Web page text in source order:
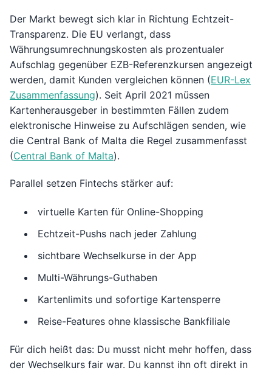
Der Markt bewegt sich klar in Richtung Echtzeit-
Transparenz. Die EU verlangt, dass
Währungsumrechnungskosten als prozentualer
Aufschlag gegenüber EZB-Referenzkursen angezeigt
werden, damit Kunden vergleichen können (EUR-Lex
Zusammenfassung). Seit April 2021 müssen
Kartenherausgeber in bestimmten Fällen zudem
elektronische Hinweise zu Aufschlägen senden, wie
die Central Bank of Malta die Regel zusammenfasst
(Central Bank of Malta).
Parallel setzen Fintechs stärker auf:
virtuelle Karten für Online-Shopping
Echtzeit-Pushs nach jeder Zahlung
sichtbare Wechselkurse in der App
Multi-Währungs-Guthaben
Kartenlimits und sofortige Kartensperre
Reise-Features ohne klassische Bankfiliale
Für dich heißt das: Du musst nicht mehr hoffen, dass
der Wechselkurs fair war. Du kannst ihn oft direkt in